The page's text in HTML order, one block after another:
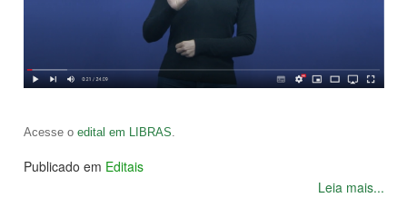
Acesse o edital em LIBRAS.
Publicado em Editais
Leia mais...